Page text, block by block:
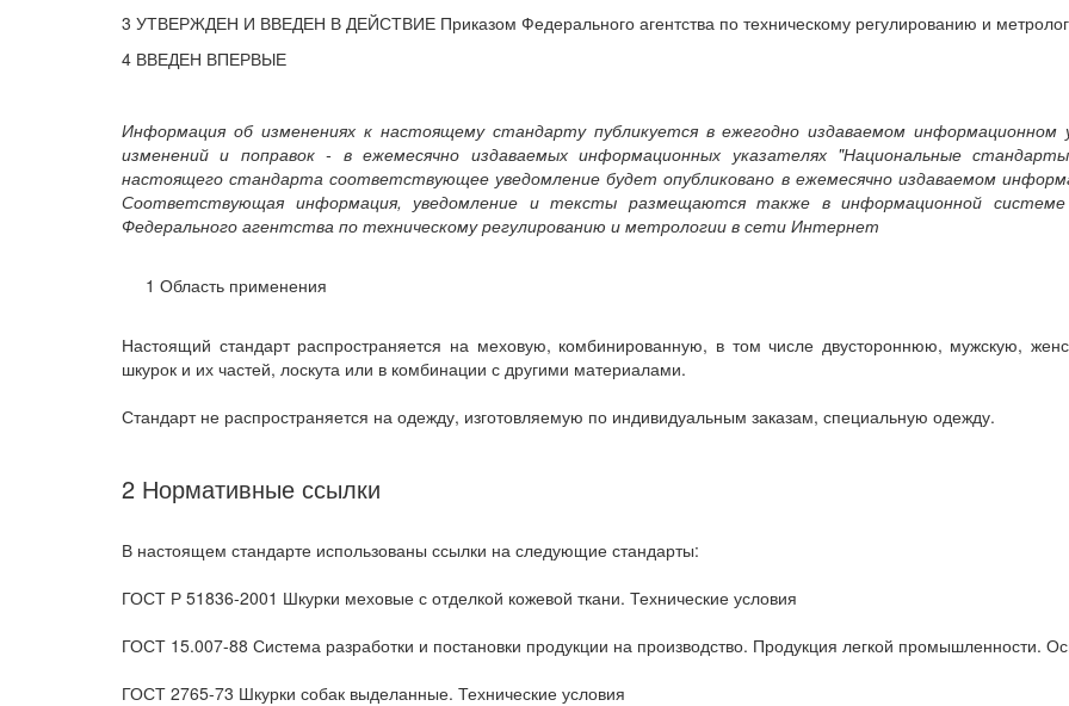
3 УТВЕРЖДЕН И ВВЕДЕН В ДЕЙСТВИЕ Приказом Федерального агентства по техническому регулированию и
4 ВВЕДЕН ВПЕРВЫЕ
Информация об изменениях к настоящему стандарту публикуется в ежегодно издаваемом
изменений и поправок - в ежемесячно издаваемых информационных указателях "Национальные
настоящего стандарта соответствующее уведомление будет опубликовано в ежемесячно издаваемом
Соответствующая информация, уведомление и тексты размещаются также в информационной
Федерального агентства по техническому регулированию и метрологии в сети Интернет
1 Область применения
Настоящий стандарт распространяется на меховую, комбинированную, в том числе двустороннюю, мужскую,
шкурок и их частей, лоскута или в комбинации с другими материалами.
Стандарт не распространяется на одежду, изготовляемую по индивидуальным заказам, специальную одежду.
2 Нормативные ссылки
В настоящем стандарте использованы ссылки на следующие стандарты:
ГОСТ Р 51836-2001 Шкурки меховые с отделкой кожевой ткани. Технические условия
ГОСТ 15.007-88 Система разработки и постановки продукции на производство. Продукция легкой промышленности.
ГОСТ 2765-73 Шкурки собак выделанные. Технические условия